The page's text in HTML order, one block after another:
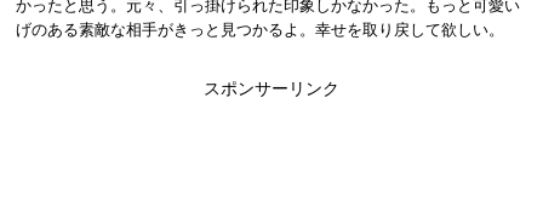
かったと思う。元々、引っ掛けられた印象しかなかった。もっと可愛い
げのある素敵な相手がきっと見つかるよ。幸せを取り戻して欲しい。
スポンサーリンク